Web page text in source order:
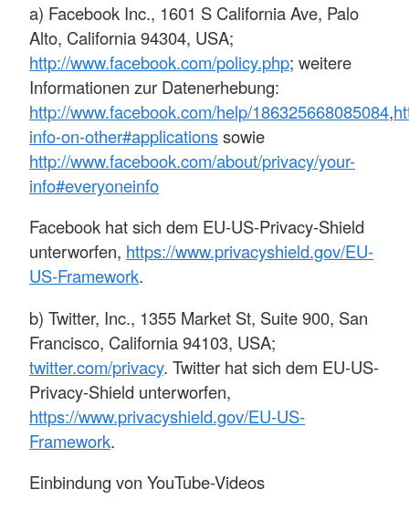
a) Facebook Inc., 1601 S California Ave, Palo
Alto, California 94304, USA;
http://www.facebook.com/policy.php; weitere
Informationen zur Datenerhebung:
http://www.facebook.com/help/186325668085084,
info-on-other#applicationssowie
http://www.facebook.com/about/privacy/your-
info#everyoneinfo
Facebook hat sich dem EU-US-Privacy-Shield
unterworfen, https://www.privacyshield.gov/EU-
US-Framework.
b) Twitter, Inc., 1355 Market St, Suite 900, San
Francisco, California 94103, USA;
twitter.com/privacy. Twitter hat sich dem EU-US-
Privacy-Shield unterworfen,
https://www.privacyshield.gov/EU-US-
Framework.
Einbindung von YouTube-Videos